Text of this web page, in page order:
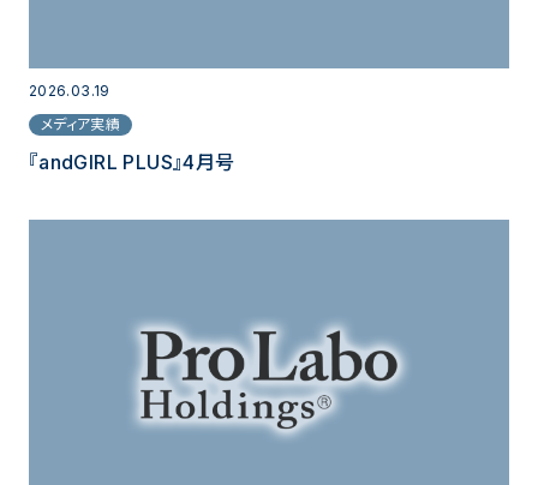
2026.03.19
メディア実績
『andGIRL PLUS』4月号